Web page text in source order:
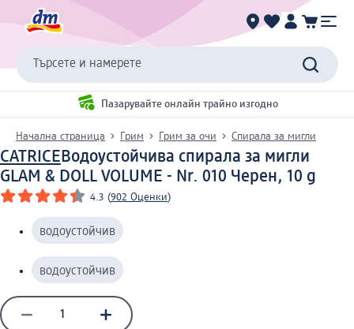
Търсете и намерете
Пазарувайте онлайн трайно изгодно
Начална страница Грим Грим за очи Спирала за мигли
CATRICEВодоустойчива спирала за мигли
GLAM & DOLL VOLUME - Nr. 010 Черен, 10 g
4.3 (902 Оценки)
водоустойчив
водоустойчив